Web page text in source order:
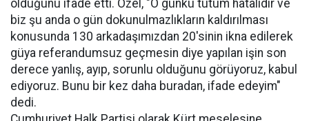
olduğunu ifade etti. Özel, "O günkü tutum hatalıdır ve
biz şu anda o gün dokunulmazlıkların kaldırılması
konusunda 130 arkadaşımızdan 20'sinin ikna edilerek
güya referandumsuz geçmesin diye yapılan işin son
derece yanlış, ayıp, sorunlu olduğunu görüyoruz, kabul
ediyoruz. Bunu bir kez daha buradan, ifade edeyim"
dedi.